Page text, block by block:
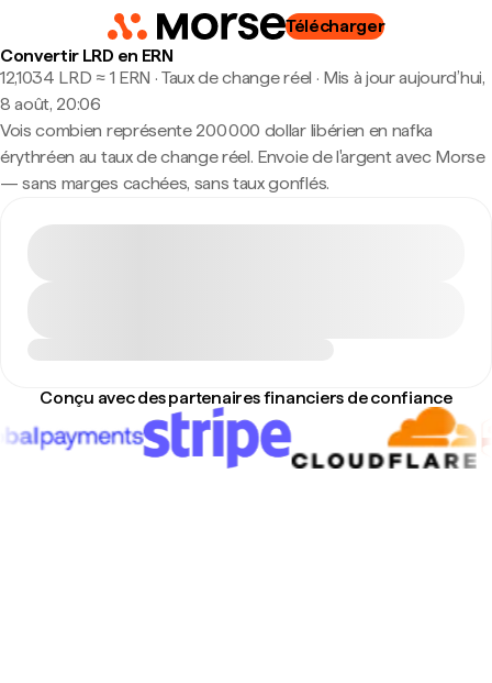
Télécharger
Convertir LRD en ERN
12,1034 LRD ≈ 1 ERN · Taux de change réel · Mis à jour aujourd’hui,
8 août, 20:06
Vois combien représente 200 000 dollar libérien en nafka
érythréen au taux de change réel. Envoie de l'argent avec Morse
— sans marges cachées, sans taux gonflés.
Conçu avec des partenaires financiers de confiance